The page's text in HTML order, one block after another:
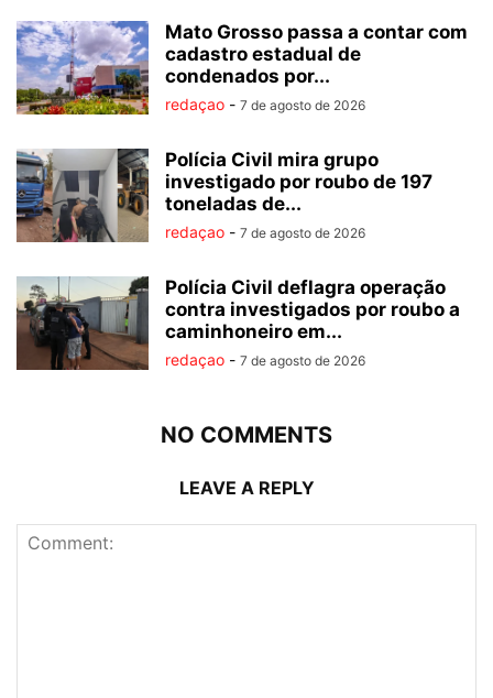
Mato Grosso passa a contar com
cadastro estadual de
condenados por...
redaçao - 7 de agosto de 2026
Polícia Civil mira grupo
investigado por roubo de 197
toneladas de...
redaçao - 7 de agosto de 2026
Polícia Civil deflagra operação
contra investigados por roubo a
caminhoneiro em...
redaçao - 7 de agosto de 2026
NO COMMENTS
LEAVE A REPLY